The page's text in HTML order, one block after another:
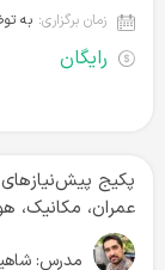
زمان برگزاری: به
رایگان
پکیج
عمران، مکانیک،
مدرس: